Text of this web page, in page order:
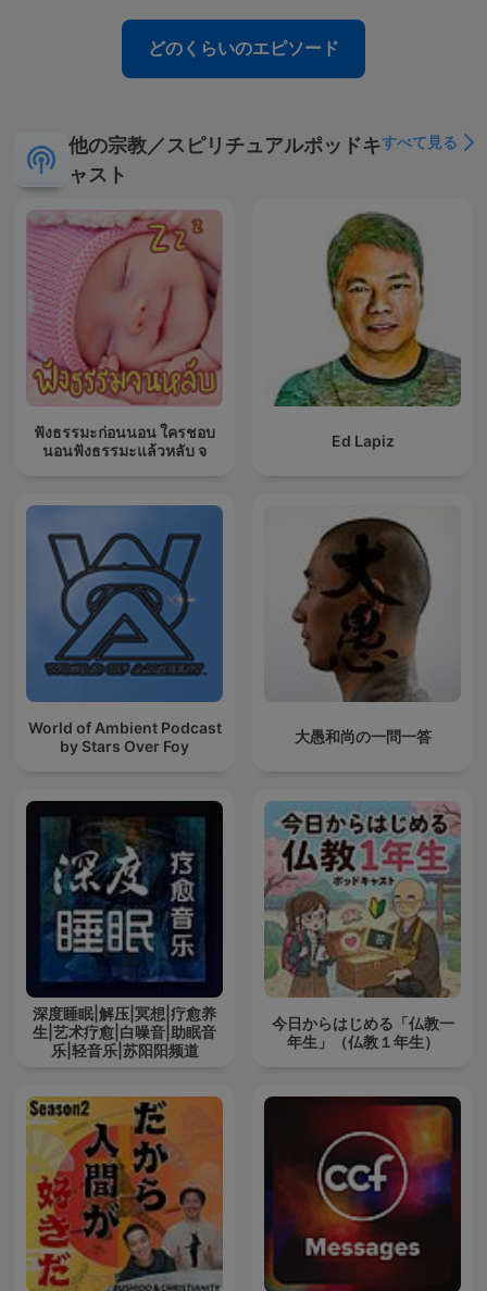
どのくらいのエピソード
他の宗教／スピリチュアルポッドキ
ャスト
すべて見る
ฟังธรรมะก่อนนอน ใครชอบ
นอนฟังธรรมะแล้วหลับ จ
Ed Lapiz
World of Ambient Podcast
by Stars Over Foy
大愚和尚の一問一答
深度睡眠|解压|冥想|疗愈养
生|艺术疗愈|白噪音|助眠音
乐|轻音乐|苏阳阳频道
今日からはじめる「仏教一
年生」（仏教１年生）